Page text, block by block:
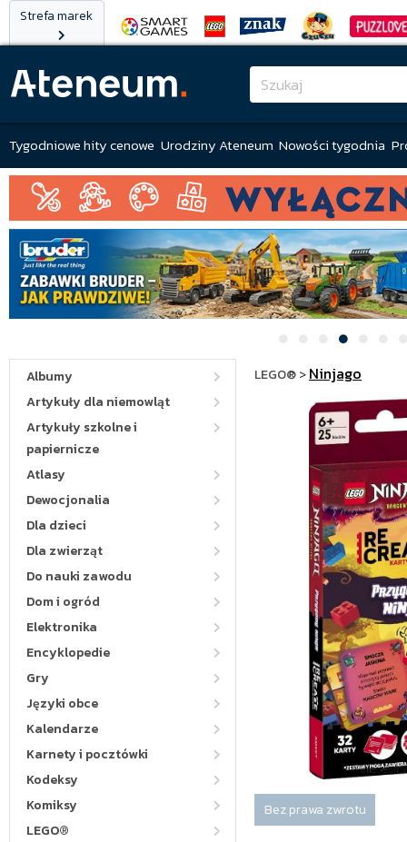
Strefa marek
Tygodniowe hity cenowe Urodziny Ateneum Nowości tygodnia
Albumy
Artykuły dla niemowląt
Artykuły szkolne i
papiernicze
Atlasy
Dewocjonalia
Dla dzieci
Dla zwierząt
Do nauki zawodu
Dom i ogród
Elektronika
Encyklopedie
Gry
Języki obce
Kalendarze
Karnety i pocztówki
Kodeksy
Komiksy
LEGO®
LEGO®>Ninjago
Bez prawa zwrotu